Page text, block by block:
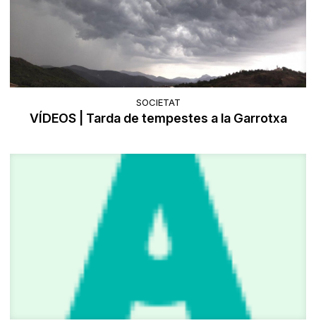
SOCIETAT
​VÍDEOS | Tarda de tempestes a la Garrotxa